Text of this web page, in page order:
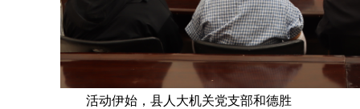
活动伊始，县人大机关党支部和德胜